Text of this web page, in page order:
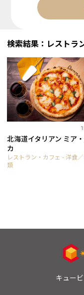
検索結果：レストラ
北海道イタリアン ミア
カ
レストラン・カフェ - 洋食
類
キュー